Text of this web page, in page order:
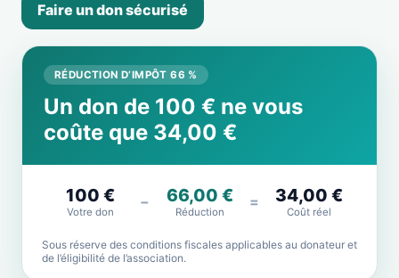
Faire un don sécurisé
RÉDUCTION D’IMPÔT 66 %
Un don de 100 € ne vous
coûte que 34,00 €
100 €
Votre don
− 66,00 €
Réduction
= 34,00 €
Coût réel
Sous réserve des conditions fiscales applicables au donateur et
de l’éligibilité de l’association.